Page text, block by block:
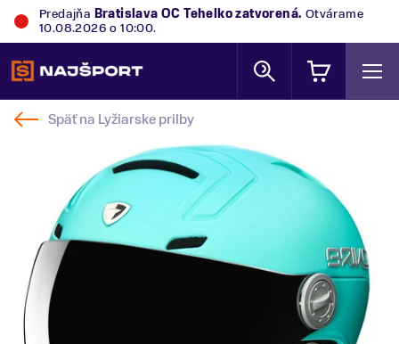
Predajňa Bratislava OC Tehelkozatvorená. Otvárame
10.08.2026 o 10:00.
Späť na Lyžiarske prilby